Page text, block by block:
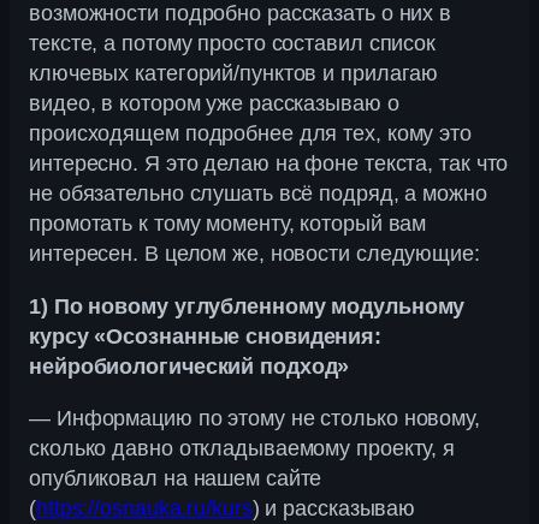
возможности подробно рассказать о них в
тексте, а потому просто составил список
ключевых категорий/пунктов и прилагаю
видео, в котором уже рассказываю о
происходящем подробнее для тех, кому это
интересно. Я это делаю на фоне текста, так что
не обязательно слушать всё подряд, а можно
промотать к тому моменту, который вам
интересен. В целом же, новости следующие:
1) По новому углубленному модульному
курсу «Осознанные сновидения:
нейробиологический подход»
— Информацию по этому не столько новому,
сколько давно откладываемому проекту, я
опубликовал на нашем сайте
(https://osnauka.ru/kurs) и рассказываю